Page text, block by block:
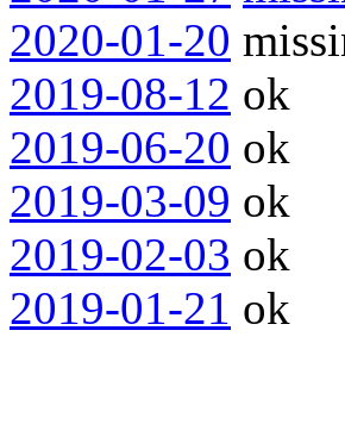
2020-01-20
2019-08-12 ok
2019-06-20 ok
2019-03-09 ok
2019-02-03 ok
2019-01-21 ok